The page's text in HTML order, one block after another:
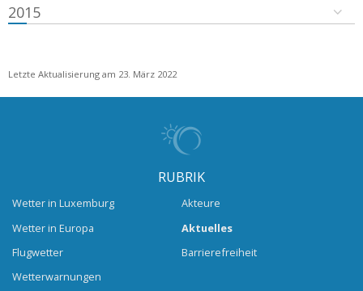
2015
Letzte Aktualisierung am 23. März 2022
RUBRIK
Wetter in Luxemburg
Wetter in Europa
Flugwetter
Wetterwarnungen
Akteure
Aktuelles
Barrierefreiheit